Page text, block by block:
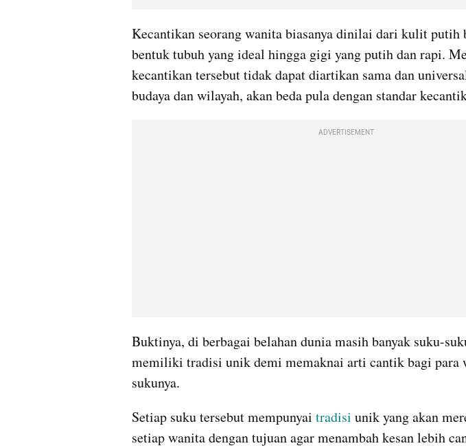
Kecantikan seorang wanita biasanya dinilai dari kulit
bentuk tubuh yang ideal hingga gigi yang putih dan rapi.
kecantikan tersebut tidak dapat diartikan sama dan
budaya dan wilayah, akan beda pula dengan standar
ADVERTISEMENT
Buktinya, di berbagai belahan dunia masih banyak suku-
memiliki tradisi unik demi memaknai arti cantik bagi para
sukunya.
Setiap suku tersebut mempunyai tradisi unik yang akan
setiap wanita dengan tujuan agar menambah kesan lebih